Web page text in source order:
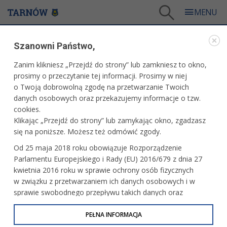
Dawid Osika najszybszy w Sylwestrowym Biegu Sanguszków
WARTO PRZECZYTAĆ
DAWID OSIKA NAJSZYBSZY W SYLWESTROWYM
BIEGU SANGUSZKÓW
29.12.2025, 12:30 Redakcja tarnow.pl
Ponad 170 zawodniczek i zawodników – część w bardzo
ciekawych przebraniach – stanęło na starcie wczorajszego
II Sylwestrowego Biegu Sanguszków. Trasą o długości 6
kilometrów najszybciej pokonał Dawid Osika z Tarnowa,
osiągając metę w czasie 20.05 min.
Szanowni Państwo,
Zanim klikniesz „Przejdź do strony” lub zamkniesz to okno,
prosimy o przeczytanie tej informacji. Prosimy w niej
o Twoją dobrowolną zgodę na przetwarzanie Twoich
danych osobowych oraz przekazujemy informacje o tzw.
cookies.
Klikając „Przejdź do strony” lub zamykając okno, zgadzasz
się na poniższe. Możesz też odmówić zgody.
Od 25 maja 2018 roku obowiązuje Rozporządzenie
Parlamentu Europejskiego i Rady (EU) 2016/679 z dnia 27
kwietnia 2016 roku w sprawie ochrony osób fizycznych
w związku z przetwarzaniem ich danych osobowych i w
sprawie swobodnego przepływu takich danych oraz
uchylenia dyrektywy 95/46/WE (określane jako RODO, GDPR
lub Ogólne Rozporządzenie o Ochronie Danych
PEŁNA INFORMACJA